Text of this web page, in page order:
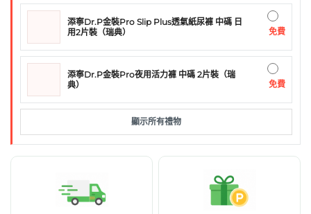
添寧Dr.P金裝Pro Slip Plus透氣紙尿褲 中碼 日
用2片裝（瑞典）
免費
添寧Dr.P金裝Pro夜用活力褲 中碼 2片裝（瑞
典）
免費
顯示所有禮物